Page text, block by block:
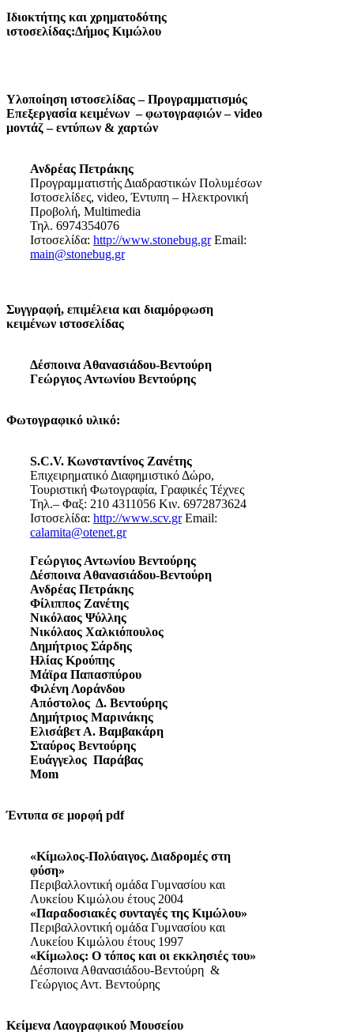
Ιδιοκτήτης και χρηματοδότης
ιστοσελίδας:Δήμος Κιμώλου
Υλοποίηση ιστοσελίδας – Προγραμματισμός
Επεξεργασία κειμένων – φωτογραφιών – video
μοντάζ – εντύπων & χαρτών
Ανδρέας Πετράκης
Προγραμματιστής Διαδραστικών Πολυμέσων
Ιστοσελίδες, video, Έντυπη – Ηλεκτρονική
Προβολή, Multimedia
Τηλ. 6974354076
Ιστοσελίδα: http://www.stonebug.grEmail:
main@stonebug.gr
Συγγραφή, επιμέλεια και διαμόρφωση
κειμένων ιστοσελίδας
Δέσποινα Αθανασιάδου-Βεντούρη
Γεώργιος Αντωνίου Βεντούρης
Φωτογραφικό υλικό:
S.C.V. Κωνσταντίνος Ζανέτης
Επιχειρηματικό Διαφημιστικό Δώρο,
Τουριστική Φωτογραφία, Γραφικές Τέχνες
Τηλ.– Φαξ: 210 4311056 Κιν. 6972873624
Ιστοσελίδα: http://www.scv.grEmail:
calamita@otenet.gr
Γεώργιος Αντωνίου Βεντούρης
Δέσποινα Αθανασιάδου-Βεντούρη
Ανδρέας Πετράκης
Φίλιππος Ζανέτης
Νικόλαος Ψύλλης
Νικόλαος Χαλκιόπουλος
Δημήτριος Σάρδης
Ηλίας Κρούπης
Μάϊρα Παπασπύρου
Φιλένη Λοράνδου
Απόστολος Δ. Βεντούρης
Δημήτριος Μαρινάκης
Ελισάβετ Α. Βαμβακάρη
Σταύρος Βεντούρης
Ευάγγελος Παράβας
Mom
Έντυπα σε μορφή pdf
«Κίμωλος-Πολύαιγος. Διαδρομές στη
φύση»
Περιβαλλοντική ομάδα Γυμνασίου και
Λυκείου Κιμώλου έτους 2004
«Παραδοσιακές συνταγές της Κιμώλου»
Περιβαλλοντική ομάδα Γυμνασίου και
Λυκείου Κιμώλου έτους 1997
«Κίμωλος: Ο τόπος και οι εκκλησιές του»
Δέσποινα Αθανασιάδου-Βεντούρη &
Γεώργιος Αντ. Βεντούρης
Κείμενα Λαογραφικού Μουσείου